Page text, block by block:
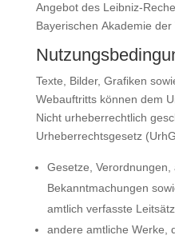
Angebot des Leibniz-
Bayerischen Akademie der
Texte, Bilder, Grafiken
Webauftritts können dem
Nicht urheberrechtlich
Urheberrechtsgesetz
Gesetze,
Bekanntmachungen
amtlich verfasste
andere amtliche Werke,